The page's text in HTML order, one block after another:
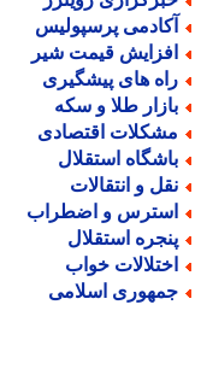
پرسپولیس
قیمت شیر
های پیشگیری
طلا و سکه
اقتصادی
استقلال
و انتقالات
و اضطراب
استقلال
خواب
اسلامی